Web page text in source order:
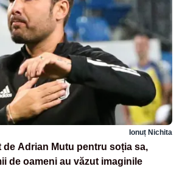
Ionuț Nichita
de Adrian Mutu pentru soția sa,
de oameni au văzut imaginile